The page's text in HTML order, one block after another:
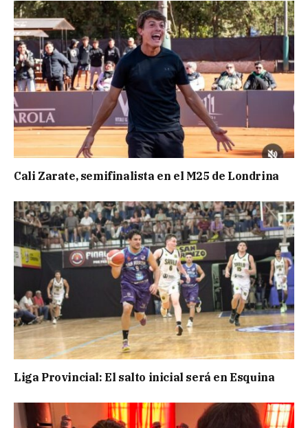
Cali Zarate, semifinalista en el M25 de Londrina
Liga Provincial: El salto inicial será en Esquina